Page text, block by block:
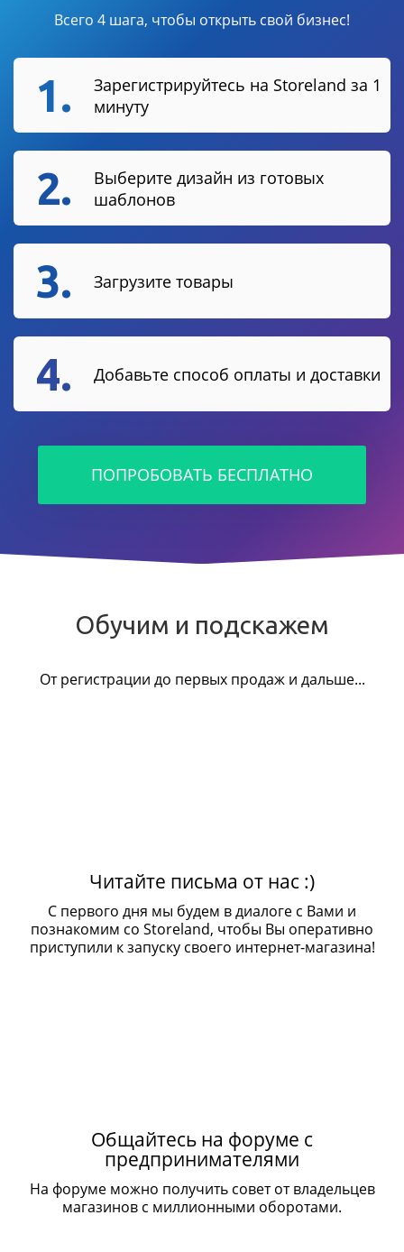
Всего 4 шага, чтобы открыть свой бизнес!
1.
Зарегистрируйтесь на Storeland за 1
минуту
2.
Выберите дизайн из готовых
шаблонов
3. Загрузите товары
4. Добавьте способ оплаты и доставки
ПОПРОБОВАТЬ БЕСПЛАТНО
Обучим и подскажем
От регистрации до первых продаж и дальше...
Читайте письма от нас :)
С первого дня мы будем в диалоге с Вами и
познакомим со Storeland, чтобы Вы оперативно
приступили к запуску своего интернет-магазина!
Общайтесь на форуме с
предпринимателями
На форуме можно получить совет от владельцев
магазинов с миллионными оборотами.